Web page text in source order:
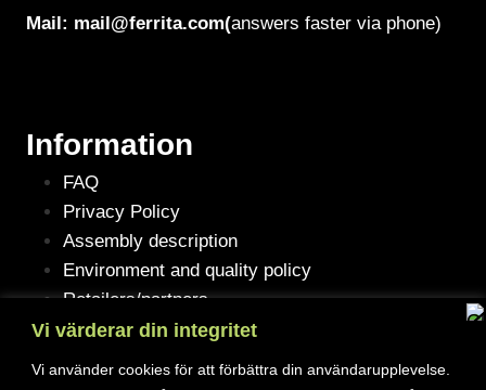
Vi värderar din integritet
Vi använder cookies för att förbättra din användarupplevelse.
Mail: mail@ferrita.com(answers faster via phone)
Information
FAQ
Privacy Policy
Assembly description
Environment and quality policy
Retailers/partners